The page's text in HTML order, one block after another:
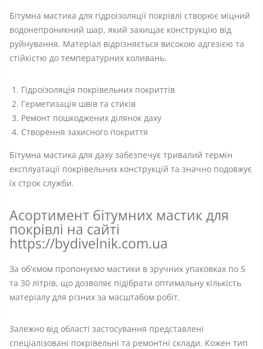
Бітумна мастика для гідроізоляції покрівлі створює міцний
водонепроникний шар, який захищає конструкцію від
руйнування. Матеріал відрізняється високою адгезією та
стійкістю до температурних коливань.
Гідроізоляція покрівельних покриттів
Герметизація швів та стиків
Ремонт пошкоджених ділянок даху
Створення захисного покриття
Бітумна мастика для даху забезпечує тривалий термін
експлуатації покрівельних конструкцій та значно подовжує
їх строк служби.
Асортимент бітумних мастик для
покрівлі на сайті
https://bydivelnik.com.ua
За об'ємом пропонуємо мастики в зручних упаковках по 5
та 30 літрів, що дозволяє підібрати оптимальну кількість
матеріалу для різних за масштабом робіт.
Залежно від області застосування представлені
спеціалізовані покрівельні та ремонтні склади. Кожен тип